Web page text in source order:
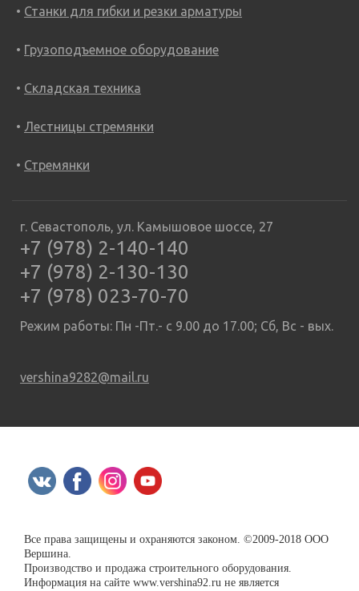
Станки для гибки и резки арматуры
Грузоподъемное оборудование
Складская техника
Лестницы стремянки
Стремянки
г. Севастополь, ул. Камышовое шоссе, 27
+7 (978) 2-140-140
+7 (978) 2-130-130
+7 (978) 023-70-70
Режим работы: Пн -Пт.- с 9.00 до 17.00; Сб, Вс - вых.
vershina9282@mail.ru
Все права защищены и охраняются законом. ©2009-2018 ООО
Вершина.
Производство и продажа строительного оборудования.
Информация на сайте www.vershina92.ru не является